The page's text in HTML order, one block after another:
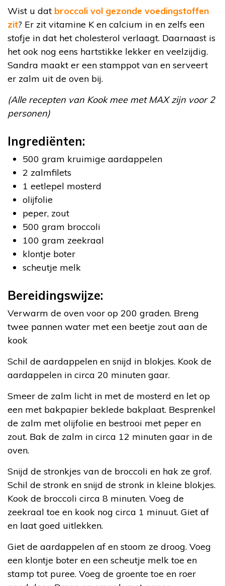
Wist u dat broccoli vol gezonde voedingstoffen
zit? Er zit vitamine K en calcium in en zelfs een
stofje in dat het cholesterol verlaagt. Daarnaast is
het ook nog eens hartstikke lekker en veelzijdig.
Sandra maakt er een stamppot van en serveert
er zalm uit de oven bij.
(Alle recepten van Kook mee met MAX zijn voor 2
personen)
Ingrediënten:
500 gram kruimige aardappelen
2 zalmfilets
1 eetlepel mosterd
olijfolie
peper, zout
500 gram broccoli
100 gram zeekraal
klontje boter
scheutje melk
Bereidingswijze:
Verwarm de oven voor op 200 graden. Breng
twee pannen water met een beetje zout aan de
kook
Schil de aardappelen en snijd in blokjes. Kook de
aardappelen in circa 20 minuten gaar.
Smeer de zalm licht in met de mosterd en let op
een met bakpapier beklede bakplaat. Besprenkel
de zalm met olijfolie en bestrooi met peper en
zout. Bak de zalm in circa 12 minuten gaar in de
oven.
Snijd de stronkjes van de broccoli en hak ze grof.
Schil de stronk en snijd de stronk in kleine blokjes.
Kook de broccoli circa 8 minuten. Voeg de
zeekraal toe en kook nog circa 1 minuut. Giet af
en laat goed uitlekken.
Giet de aardappelen af en stoom ze droog. Voeg
een klontje boter en een scheutje melk toe en
stamp tot puree. Voeg de groente toe en roer